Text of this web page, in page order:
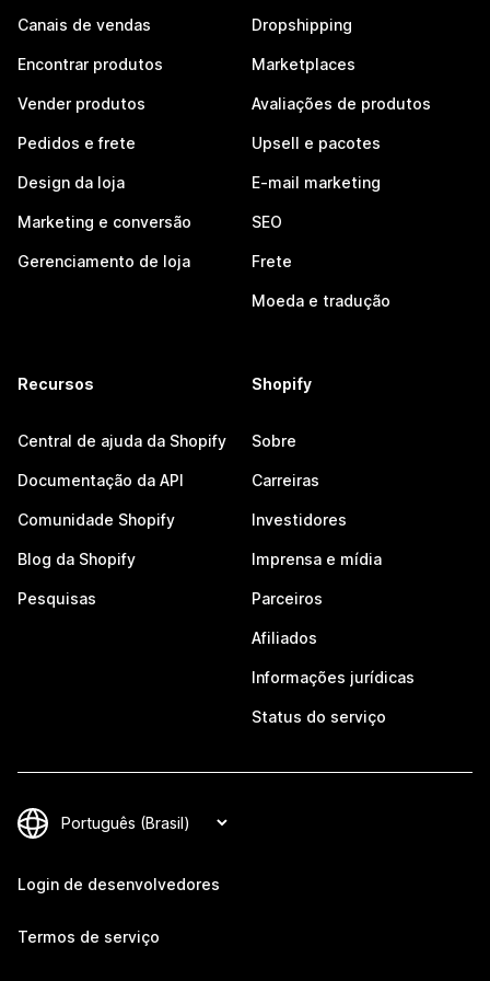
Canais de vendas
Encontrar produtos
Vender produtos
Pedidos e frete
Design da loja
Marketing e conversão
Gerenciamento de loja
Dropshipping
Marketplaces
Avaliações de produtos
Upsell e pacotes
E-mail marketing
SEO
Frete
Moeda e tradução
Recursos
Central de ajuda da Shopify
Documentação da API
Comunidade Shopify
Blog da Shopify
Pesquisas
Shopify
Sobre
Carreiras
Investidores
Imprensa e mídia
Parceiros
Afiliados
Informações jurídicas
Status do serviço
Login de desenvolvedores
Termos de serviço